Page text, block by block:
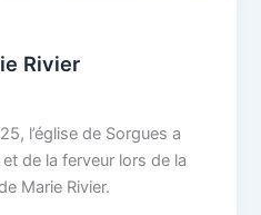
Rivier
l’église de Sorgues a
de la ferveur lors de la
Marie Rivier.